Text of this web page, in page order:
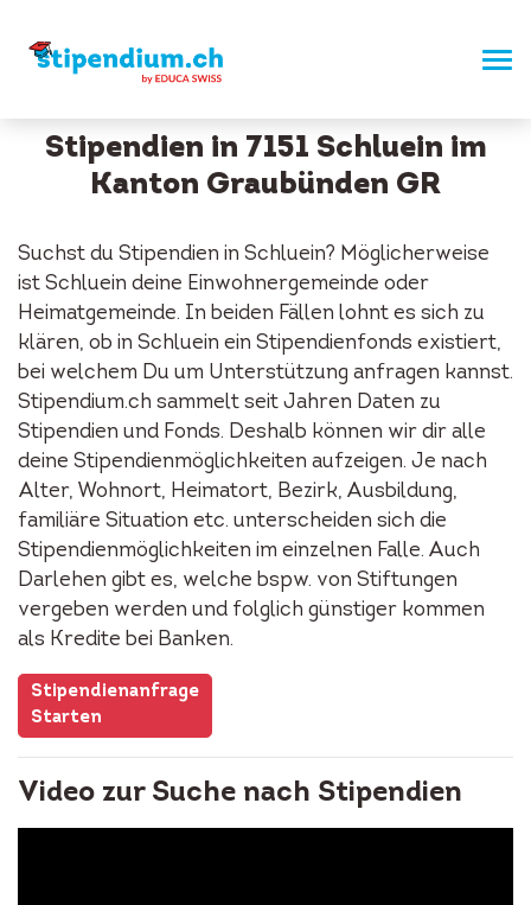
Stipendien in 7151 Schluein im
Kanton Graubünden GR
Suchst du Stipendien in Schluein? Möglicherweise
ist Schluein deine Einwohnergemeinde oder
Heimatgemeinde. In beiden Fällen lohnt es sich zu
klären, ob in Schluein ein Stipendienfonds existiert,
bei welchem Du um Unterstützung anfragen kannst.
Stipendium.ch sammelt seit Jahren Daten zu
Stipendien und Fonds. Deshalb können wir dir alle
deine Stipendienmöglichkeiten aufzeigen. Je nach
Alter, Wohnort, Heimatort, Bezirk, Ausbildung,
familiäre Situation etc. unterscheiden sich die
Stipendienmöglichkeiten im einzelnen Falle. Auch
Darlehen gibt es, welche bspw. von Stiftungen
vergeben werden und folglich günstiger kommen
als Kredite bei Banken.
Stipendienanfrage
Starten
Video zur Suche nach Stipendien